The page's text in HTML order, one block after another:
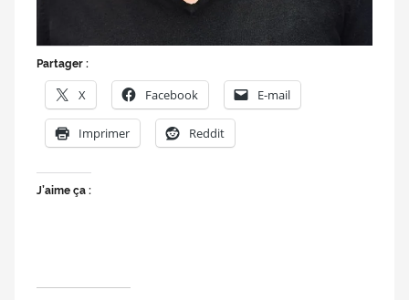
Partager :
X Facebook E-mail
Imprimer Reddit
J’aime ça :